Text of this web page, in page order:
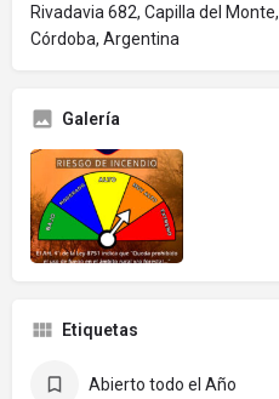
Rivadavia 682, Capilla del Monte,
Córdoba, Argentina
Galería
Etiquetas
Abierto todo el Año